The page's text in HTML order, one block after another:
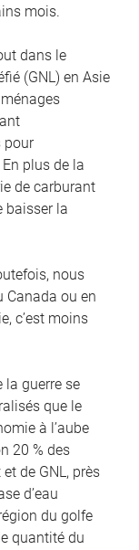
mois.
dans le
(GNL) en Asie
pour
plus de la
de carburant
baisser la
nous
Canada ou en
c’est moins
la guerre se
que le
à l’aube
20 % des
de GNL, près
d’eau
du golfe
quantité du